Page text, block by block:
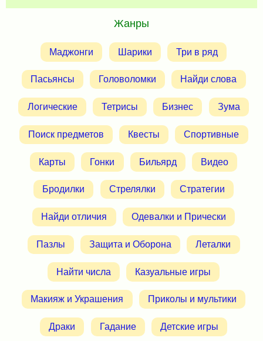
Жанры
Маджонги Шарики Три в ряд
Пасьянсы Головоломки Найди слова
Логические Тетрисы Бизнес Зума
Поиск предметов Квесты Спортивные
Карты Гонки Бильярд Видео
Бродилки Стрелялки Стратегии
Найди отличия Одевалки и Прически
Пазлы Защита и Оборона Леталки
Найти числа Казуальные игры
Макияж и Украшения Приколы и мультики
Драки Гадание Детские игры